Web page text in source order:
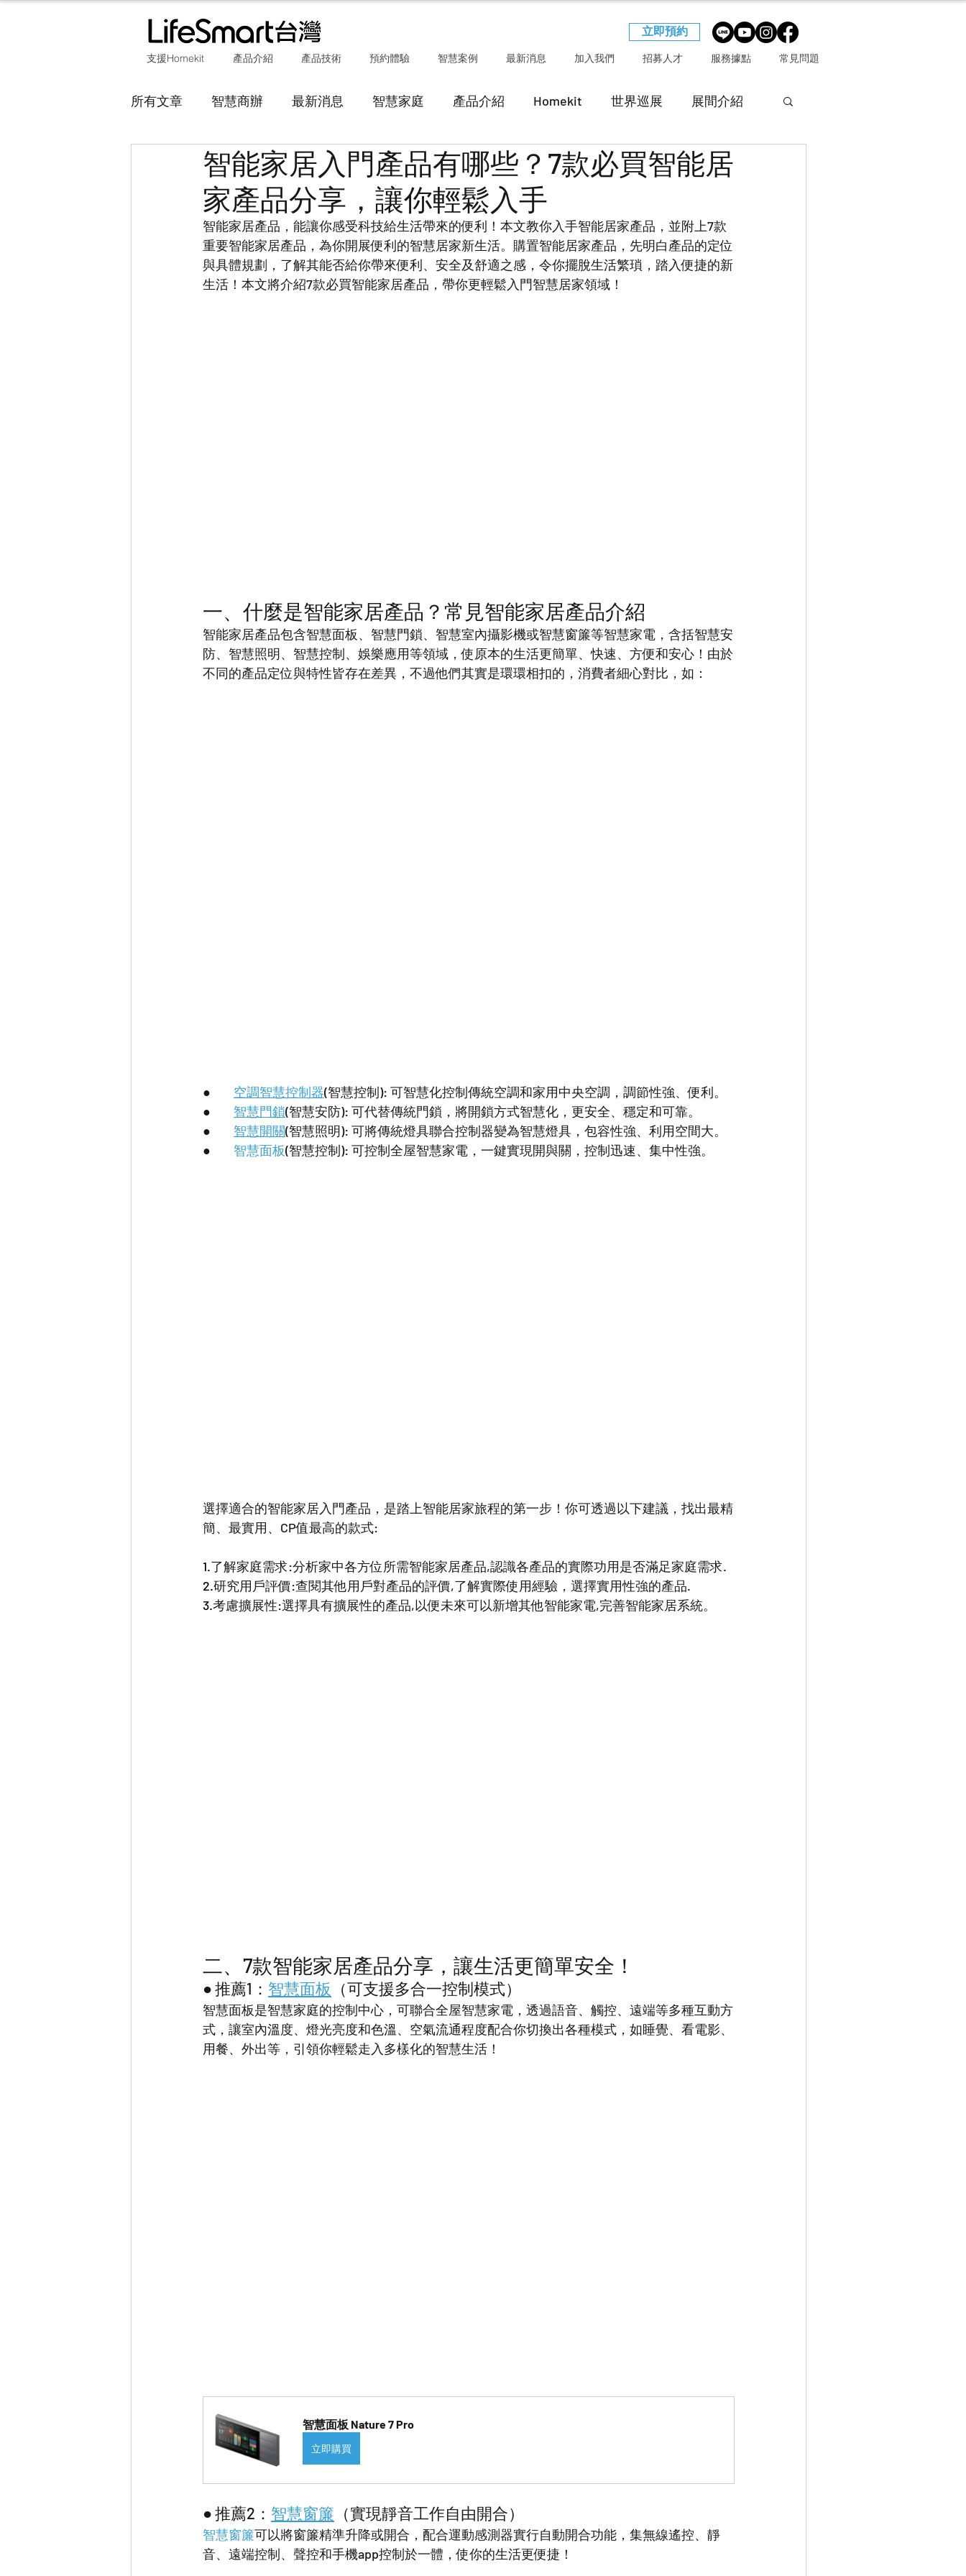
立即預約
支援Homekit 產品介紹 產品技術 預約體驗 智慧案例 最新消息 加入我們 招募人才 服務據點 常見問題
所有文章 智慧商辦 最新消息 智慧家庭 產品介紹 Homekit 世界巡展 展間介紹
SUBLIME智能家居入門產品有哪些？7款必買智能居
家產品分享，讓你輕鬆入手
智能家居產品，能讓你感受科技給生活帶來的便利！本文教你入手智能居家產品，並附上7款
重要智能家居產品，為你開展便利的智慧居家新生活。購置智能居家產品，先明白產品的定位
與具體規劃，了解其能否給你帶來便利、安全及舒適之感，令你擺脫生活繁瑣，踏入便捷的新
生活！本文將介紹7款必買智能家居產品，帶你更輕鬆入門智慧居家領域！
一、什麼是智能家居產品？常見智能家居產品介紹
智能家居產品包含智慧面板、智慧門鎖、智慧室內攝影機或智慧窗簾等智慧家電，含括智慧安
防、智慧照明、智慧控制、娛樂應用等領域，使原本的生活更簡單、快速、方便和安心！由於
不同的產品定位與特性皆存在差異，不過他們其實是環環相扣的，消費者細心對比，如：
● 空調智慧控制器(智慧控制): 可智慧化控制傳統空調和家用中央空調，調節性強、便利。
● 智慧門鎖(智慧安防): 可代替傳統門鎖，將開鎖方式智慧化，更安全、穩定和可靠。
● 智慧開關(智慧照明): 可將傳統燈具聯合控制器變為智慧燈具，包容性強、利用空間大。
● 智慧面板(智慧控制): 可控制全屋智慧家電，一鍵實現開與關，控制迅速、集中性強。
選擇適合的智能家居入門產品，是踏上智能居家旅程的第一步！你可透過以下建議，找出最精
簡、最實用、CP值最高的款式:
1.了解家庭需求:分析家中各方位所需智能家居產品,認識各產品的實際功用是否滿足家庭需求.
2.研究用戶評價:查閱其他用戶對產品的評價,了解實際使用經驗，選擇實用性強的產品.
3.考慮擴展性:選擇具有擴展性的產品,以便未來可以新增其他智能家電,完善智能家居系統。
二、7款智能家居產品分享，讓生活更簡單安全！
● 推薦1： 智慧面板 （可支援多合一控制模式）
智慧面板是智慧家庭的控制中心，可聯合全屋智慧家電，透過語音、觸控、遠端等多種互動方
式，讓室內溫度、燈光亮度和色溫、空氣流通程度配合你切換出各種模式，如睡覺、看電影、
用餐、外出等，引領你輕鬆走入多樣化的智慧生活！
智慧面板 Nature 7 Pro
立即購買
● 推薦2： 智慧窗簾 （實現靜音工作自由開合）
智慧窗簾可以將窗簾精準升降或開合，配合運動感測器實行自動開合功能，集無線遙控、靜
音、遠端控制、聲控和手機app控制於一體，使你的生活更便捷！